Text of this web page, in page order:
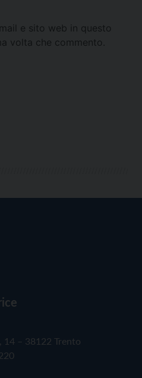
e sito web in questo
volta che commento.
14 – 38122 Trento